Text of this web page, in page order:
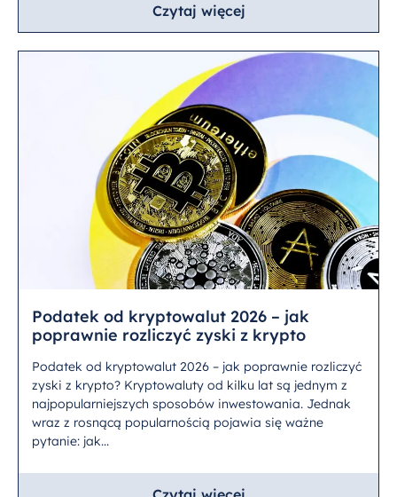
Czytaj więcej
Podatek od kryptowalut 2026 – jak
poprawnie rozliczyć zyski z krypto
Podatek od kryptowalut 2026 – jak poprawnie rozliczyć
zyski z krypto? Kryptowaluty od kilku lat są jednym z
najpopularniejszych sposobów inwestowania. Jednak
wraz z rosnącą popularnością pojawia się ważne
pytanie: jak...